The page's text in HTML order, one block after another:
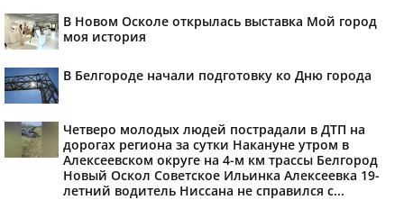
В Новом Осколе открылась выставка Мой город
моя история
В Белгороде начали подготовку ко Дню города
Четверо молодых людей пострадали в ДТП на
дорогах региона за сутки Накануне утром в
Алексеевском округе на 4-м км трассы Белгород
Новый Оскол Советское Ильинка Алексеевка 19-
летний водитель Ниссана не справился с...